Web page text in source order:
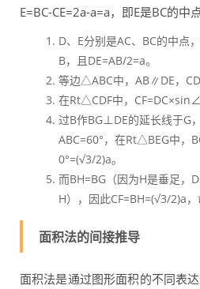
E=BC-CE=2a-a=a，即E是BC的中点
D、E分别是AC、BC的中点
B，且DE=AB/2=a。
等边△ABC中，AB∥DE，
在Rt△CDF中，
过B作BG⊥DE的延长线于
ABC=60°，在Rt△BEG中，
0°=(√3/2)a。
而BH=BG（因为H是垂足，
H），因此CF=BH=(√3/2)a，
面积法的间接推导
面积法是通过图形面积的不同表